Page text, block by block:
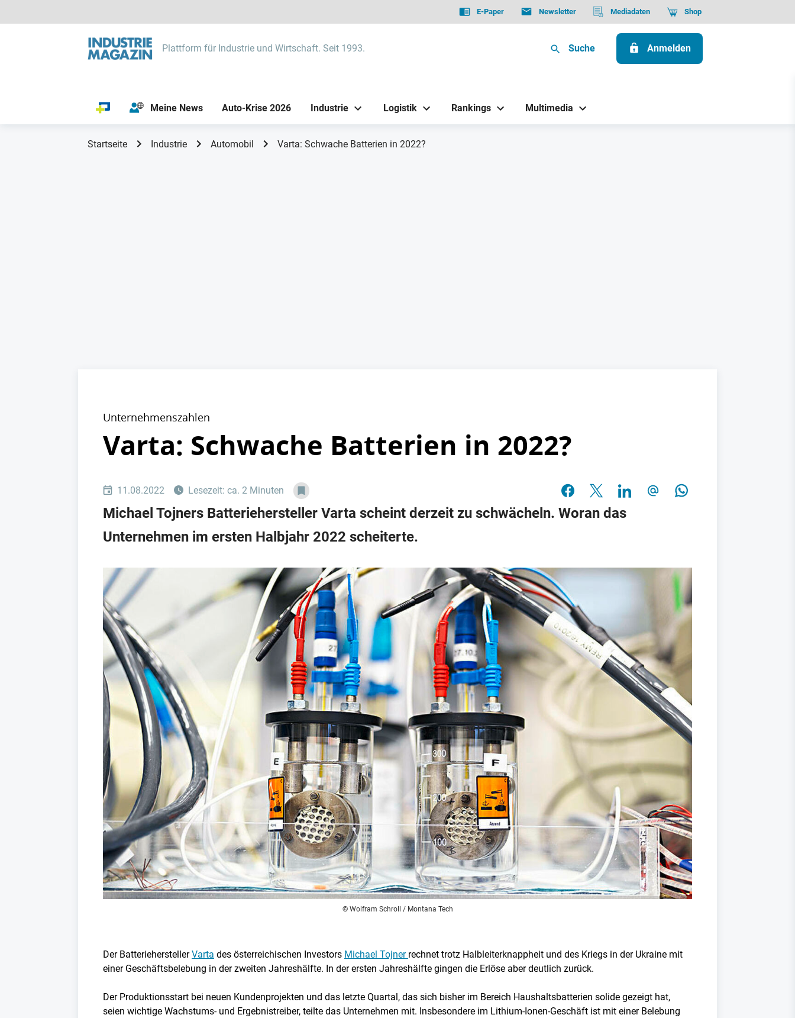
E-Paper Newsletter Mediadaten Shop
Plattform für Industrie und Wirtschaft. Seit 1993. Suche Anmelden
Meine News Auto-Krise 2026 Industrie Logistik Rankings Multimedia
Startseite Industrie Automobil Varta: Schwache Batterien in 2022?
Unternehmenszahlen
Varta: Schwache Batterien in 2022?
11.08.2022 Lesezeit: ca. 2 Minuten
Michael Tojners Batteriehersteller Varta scheint derzeit zu schwächeln. Woran das
Unternehmen im ersten Halbjahr 2022 scheiterte.
© Wolfram Schroll / Montana Tech
Der BatterieherstellerVarta des österreichischen Investors Michael Tojner rechnet trotz Halbleiterknappheit und des Kriegs in der Ukraine mit
einer Geschäftsbelebung in der zweiten Jahreshälfte. In der ersten Jahreshälfte gingen die Erlöse aber deutlich zurück.
Der Produktionsstart bei neuen Kundenprojekten und das letzte Quartal, das sich bisher im Bereich Haushaltsbatterien solide gezeigt hat,
seien wichtige Wachstums- und Ergebnistreiber, teilte das Unternehmen mit. Insbesondere im Lithium-Ionen-Geschäft ist mit einer Belebung